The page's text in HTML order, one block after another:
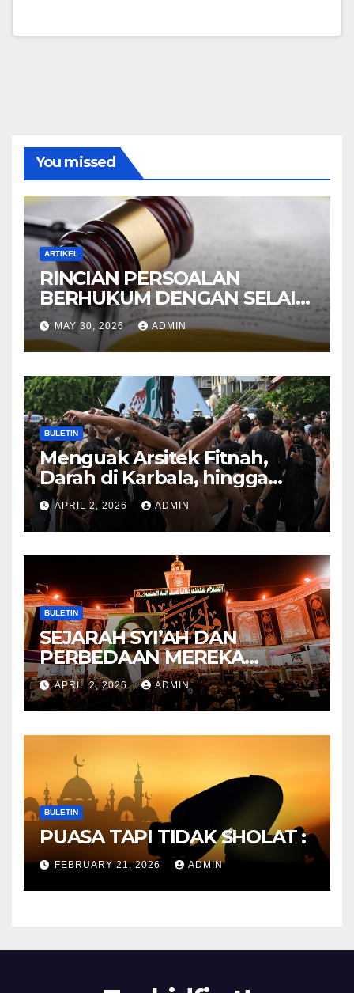
You missed
ARTIKEL
RINCIAN PERSOALAN
BERHUKUM DENGAN SELAIN
HUKUM ALLAH DALAM
KITAB AT-TAMHID SYARAH
KITAB AT-TAUHID
MAY 30, 2026 ADMIN
BULETIN
Menguak Arsitek Fitnah,
Darah di Karbala, hingga
Lahirnya Sekte-sekte serta
Mitos Imam Gaib
APRIL 2, 2026 ADMIN
BULETIN
SEJARAH SYI’AH DAN
PERBEDAAN MEREKA
ANTARA DULU DAN
SEKARANG
APRIL 2, 2026 ADMIN
BULETIN
PUASA TAPI TIDAK SHOLAT :
FEBRUARY 21, 2026 ADMIN